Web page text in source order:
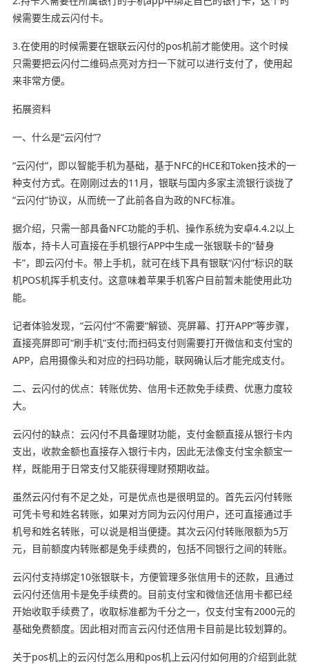
候需要生成云闪付卡。
3.在使用的时候需要在银联云闪付的pos机前才能使用。这个时候
只需要把云闪付二维码点亮对方扫一下就可以进行支付了，使用起
来非常方便。
拓展资料
一、什么是“云闪付”?
“云闪付”，即以智能手机为基础，基于NFC的HCE和Token技术的一
种支付方式。在刚刚过去的11月，银联与国内多家主流银行谈拢了
“云闪付”协议，从而统一了此前各自为政的NFC标准。
据介绍，只需一部具备NFC功能的手机、操作系统为安卓4.4.2以上
版本，持卡人可直接在手机银行APP中生成一张银联卡的“替身
卡”，即云闪付卡。带上手机，就可在线下具有银联“闪付”标识的联
机POS机挥手机支付。这意味着苹果手机客户目前暂未能使用此功
能。
记者体验发现，“云闪付”不需要“解锁、亮屏幕、打开APP”等步骤，
直接亮屏即可“刷手机”支付;而扫码支付则需要打开微信和支付宝的
APP，启用摄像头和对应的扫码功能，联网确认后才能完成支付。
二、云闪付的优点：转账优势、信用卡还款免手续费、优惠力度较
大。
云闪付的缺点：云闪付不具备理财功能，支付金额直接从银行卡内
支出，收款金额也直接存入银行卡内，因此无法像支付宝余额宝一
样，既能用于日常支付又能获得理财预期收益。
虽然云闪付有不足之处，可是优点也是很明显的。首先云闪付转账
可凭卡号和姓名转账，如果对方同为云闪付用户，还可直接通过手
机号和姓名转账，可以说是相当便捷。其次云闪付转账限额为5万
元，目前额度内转账都是免手续费的，包括不同银行之间的转账。
云闪付支持绑定10张银联卡，方便管理多张信用卡的还款，且通过
云闪付还信用卡是免手续费的。目前支付宝和微信还信用卡都已经
开始收取手续费了，收取标准都为千分之一，仅支付宝有2000元的
基础免费额度。因此相对而言云闪付还信用卡目前是比较划算的。
关于pos机上的云闪付怎么用和pos机上云闪付如何用的介绍到此就